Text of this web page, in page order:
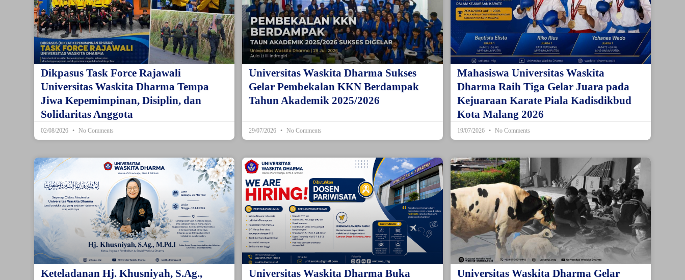
Dikpasus Task Force Rajawali
Universitas Waskita Dharma Tempa
Jiwa Kepemimpinan, Disiplin, dan
Solidaritas Anggota
02/08/2026 No Comments
Universitas Waskita Dharma Sukses
Gelar Pembekalan KKN Berdampak
Tahun Akademik 2025/2026
29/07/2026 No Comments
Mahasiswa Universitas Waskita
Dharma Raih Tiga Gelar Juara pada
Kejuaraan Karate Piala Kadisdikbud
Kota Malang 2026
19/07/2026 No Comments
Keteladanan Hj. Khusniyah, S.Ag.,
Universitas Waskita Dharma Buka
Universitas Waskita Dharma Gelar